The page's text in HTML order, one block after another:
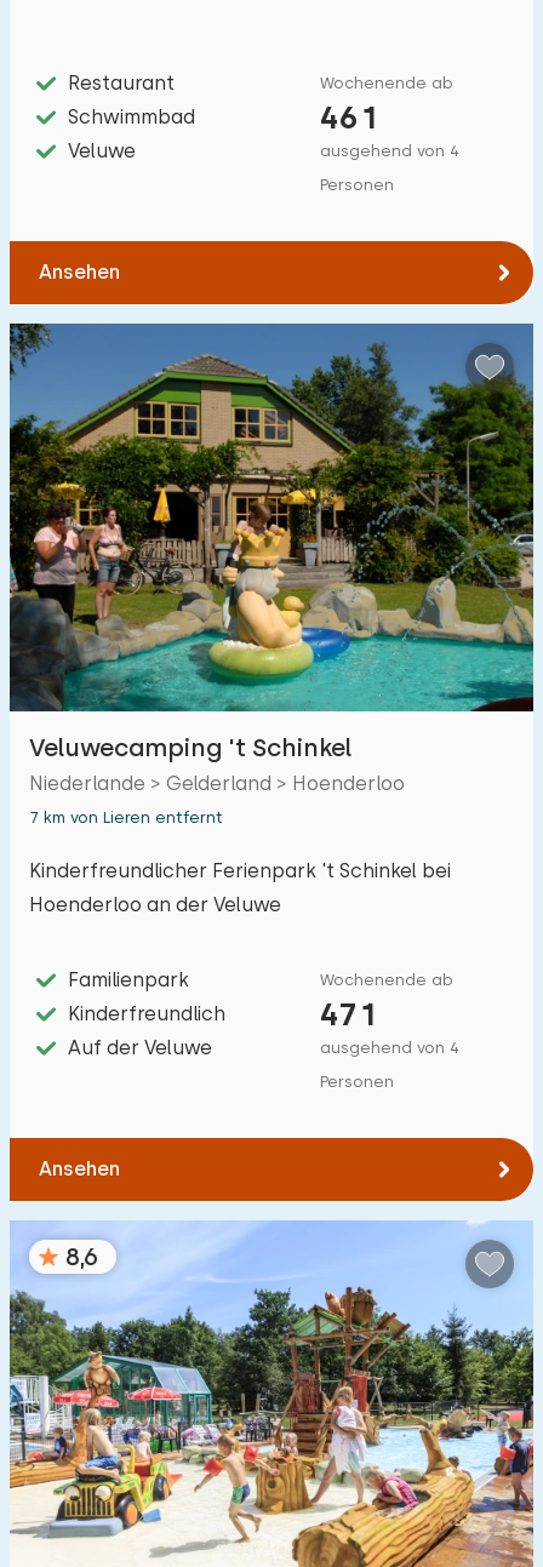
Restaurant
Schwimmbad
Veluwe
Wochenende ab
461
ausgehend von 4
Personen
Ansehen
Veluwecamping 't Schinkel
Niederlande > Gelderland > Hoenderloo
7 km von Lieren entfernt
Kinderfreundlicher Ferienpark 't Schinkel bei
Hoenderloo an der Veluwe
Familienpark
Kinderfreundlich
Auf der Veluwe
Wochenende ab
471
ausgehend von 4
Personen
Ansehen
8,6